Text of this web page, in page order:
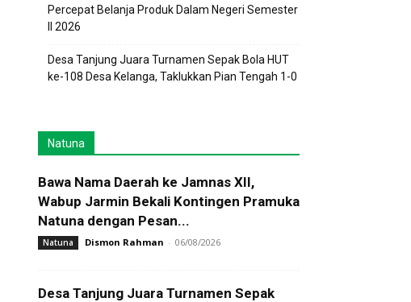
Percepat Belanja Produk Dalam Negeri Semester
II 2026
Desa Tanjung Juara Turnamen Sepak Bola HUT
ke-108 Desa Kelanga, Taklukkan Pian Tengah 1-0
Natuna
Bawa Nama Daerah ke Jamnas XII,
Wabup Jarmin Bekali Kontingen Pramuka
Natuna dengan Pesan...
Natuna Dismon Rahman - 06/08/2026
Desa Tanjung Juara Turnamen Sepak